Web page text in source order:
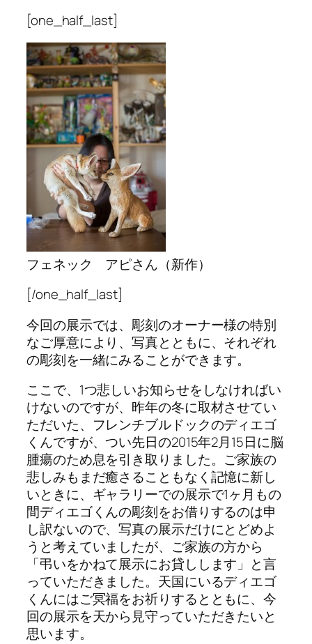
[one_half_last]
フェネック アピさん（新作）
[/one_half_last]
今回の展示では、彫刻のオーナー様の特別
なご厚意により、写真とともに、それぞれ
の彫刻を一緒にみることができます。
ここで、1つ悲しいお知らせをしなければい
けないのですが、昨年の冬に取材させてい
ただいた、フレンチブルドックのディエゴ
くんですが、つい先日の2015年2月15日に脳
腫瘍のため息を引き取りました。ご家族の
悲しみもまだ癒さることもなく記憶に新し
いときに、ギャラリーでの展示で1ヶ月もの
間ディエゴくんの彫刻をお借りするのは申
し訳ないので、写真の展示だけにとどめよ
うと考えていましたが、ご家族の方から
「弔いをかねて展示にお貸しします」と言
っていただきました。天国にいるディエゴ
くんにはご冥福をお祈りするとともに、今
回の展示を天から見守っていただきたいと
思います。